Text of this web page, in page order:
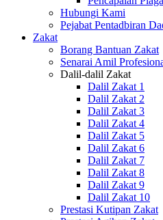
Hubungi Kami
Pejabat Pentadbiran
Zakat
Borang Bantuan Zakat
Senarai Amil
Dalil-dalil Zakat
Dalil Zakat 1
Dalil Zakat 2
Dalil Zakat 3
Dalil Zakat 4
Dalil Zakat 5
Dalil Zakat 6
Dalil Zakat 7
Dalil Zakat 8
Dalil Zakat 9
Dalil Zakat 10
Prestasi Kutipan Zakat